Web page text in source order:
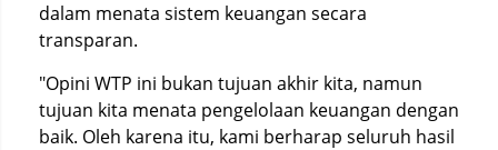
dalam menata sistem keuangan secara
transparan.
"Opini WTP ini bukan tujuan akhir kita, namun
tujuan kita menata pengelolaan keuangan dengan
baik. Oleh karena itu, kami berharap seluruh hasil